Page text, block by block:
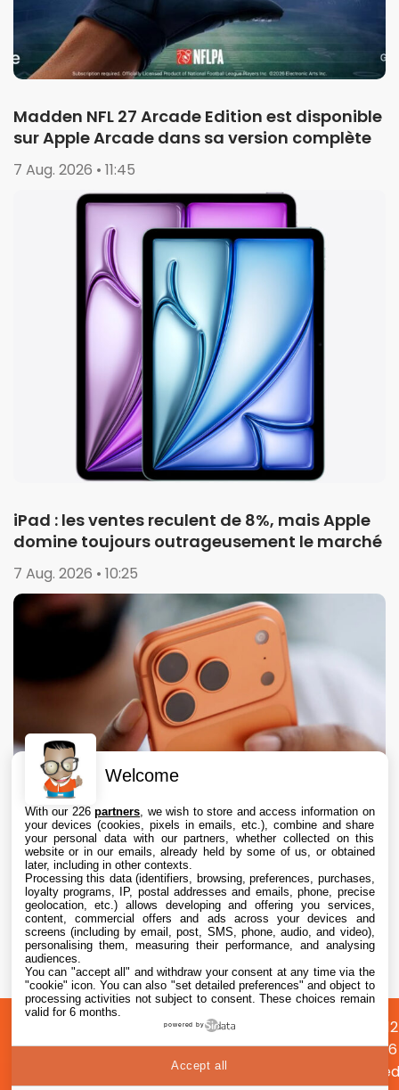
Madden NFL 27 Arcade Edition est disponible
sur Apple Arcade dans sa version complète
7 Aug. 2026 • 11:45
iPad : les ventes reculent de 8%, mais Apple
domine toujours outrageusement le marché
7 Aug. 2026 • 10:25
iPhone : Apple représente 65 % du marché
premium des smartphones
7 Aug. 2026 • 9:10
propos
Préférences
cookies
Confidentialité
©
2026
Welcome
With our 226partners , we wish to store and access information on
your devices (cookies, pixels in emails, etc.), combine and share
your personal data with our partners, whether collected on this
website or in our emails, already held by some of us, or obtained
later, including in other contexts.
Processing this data (identifiers, browsing, preferences, purchases,
loyalty programs, IP, postal addresses and emails, phone, precise
geolocation, etc.) allows developing and offering you services,
content, commercial offers and ads across your devices and
screens (including by email, post, SMS, phone, audio, and video),
personalising them, measuring their performance, and analysing
audiences.
You can "accept all" and withdraw your consent at any time via the
"cookie" icon. You can also "set detailed preferences" and object to
processing activities not subject to consent. These choices remain
valid for 6 months.
powered by
Accept all